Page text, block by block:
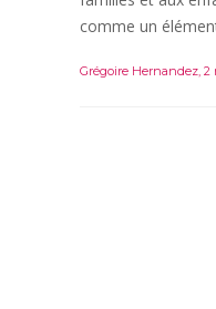
comme un
Grégoire Hernandez, 2